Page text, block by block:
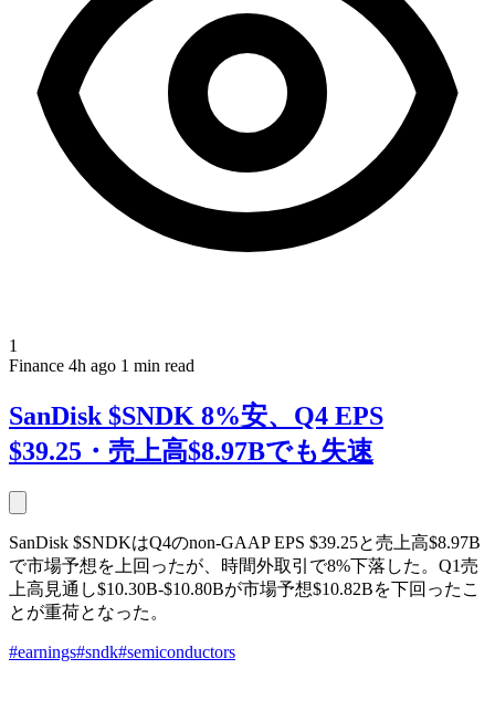
1
Finance 4h ago 1 min read
SanDisk $SNDK 8%安、Q4 EPS
$39.25・売上高$8.97Bでも失速
SanDisk $SNDKはQ4のnon-GAAP EPS $39.25と売上高$8.97B
で市場予想を上回ったが、時間外取引で8%下落した。Q1売
上高見通し$10.30B-$10.80Bが市場予想$10.82Bを下回ったこ
とが重荷となった。
#earnings#sndk#semiconductors